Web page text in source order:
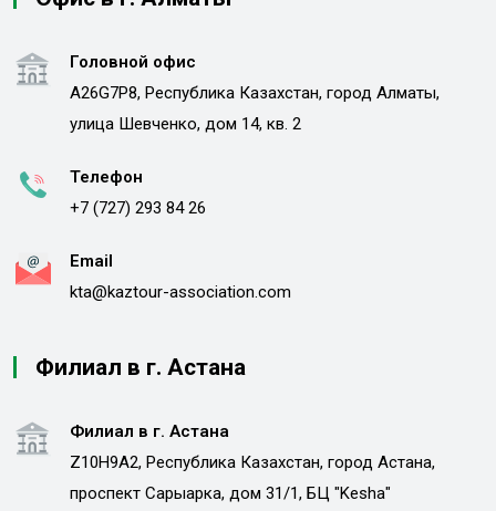
Головной офис
A26G7P8, Республика Казахстан, город Алматы,
улица Шевченко, дом 14, кв. 2
Телефон
+7 (727) 293 84 26
Email
kta@kaztour-association.com
Филиал в г. Астана
Филиал в г. Астана
Z10H9A2, Республика Казахстан, город Астана,
проспект Сарыарка, дом 31/1, БЦ "Kesha"